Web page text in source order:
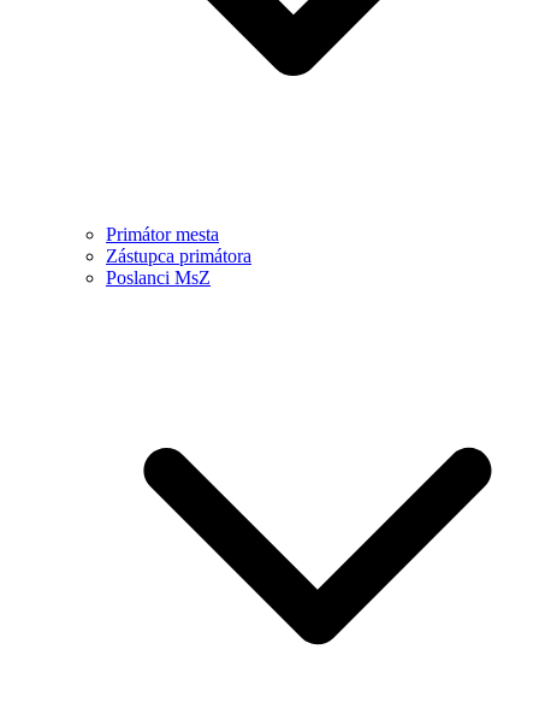
Primátor mesta
Zástupca primátora
Poslanci MsZ